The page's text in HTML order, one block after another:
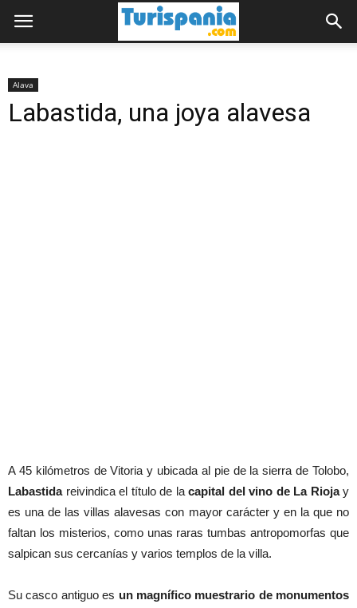
Alava
Labastida, una joya alavesa
A 45 kilómetros de Vitoria y ubicada al pie de la sierra de Tolobo,
Labastidareivindica el título de la capital del vino de La Riojay
es una de las villas alavesas con mayor carácter y en la que no
faltan los misterios, como unas raras tumbas antropomorfas que
salpican sus cercanías y varios templos de la villa.
Su casco antiguo es un magnífico muestrario de monumentos